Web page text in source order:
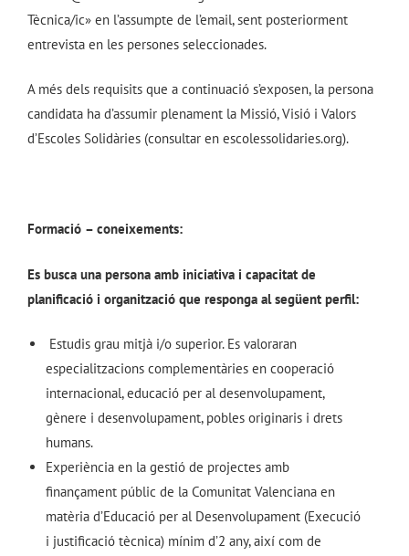
Tècnica/ic» en l’assumpte de l’email, sent posteriorment
entrevista en les persones seleccionades.
A més dels requisits que a continuació s’exposen, la persona
candidata ha d’assumir plenament la Missió, Visió i Valors
d’Escoles Solidàries (consultar en escolessolidaries.org).
Formació – coneixements:
Es busca una persona amb iniciativa i capacitat de
planificació i organització que responga al següent perfil:
Estudis grau mitjà i/o superior. Es valoraran
especialitzacions complementàries en cooperació
internacional, educació per al desenvolupament,
gènere i desenvolupament, pobles originaris i drets
humans.
Experiència en la gestió de projectes amb
finançament públic de la Comunitat Valenciana en
matèria d’Educació per al Desenvolupament (Execució
i justificació tècnica) mínim d’2 any, així com de